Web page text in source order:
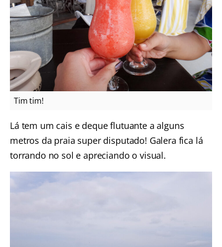
Tim tim!
Lá tem um cais e deque flutuante a alguns
metros da praia super disputado! Galera fica lá
torrando no sol e apreciando o visual.